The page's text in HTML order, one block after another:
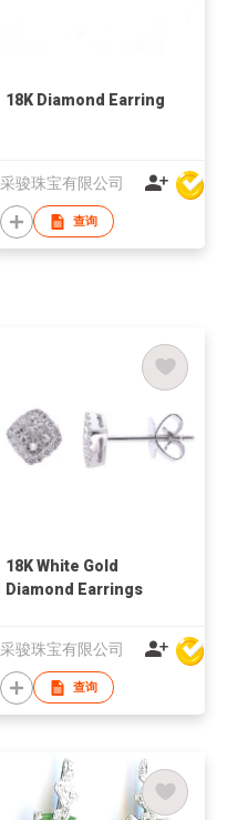
18K Diamond Earring
采骏珠宝有限公司
查询
18K White Gold
Diamond Earrings
采骏珠宝有限公司
查询